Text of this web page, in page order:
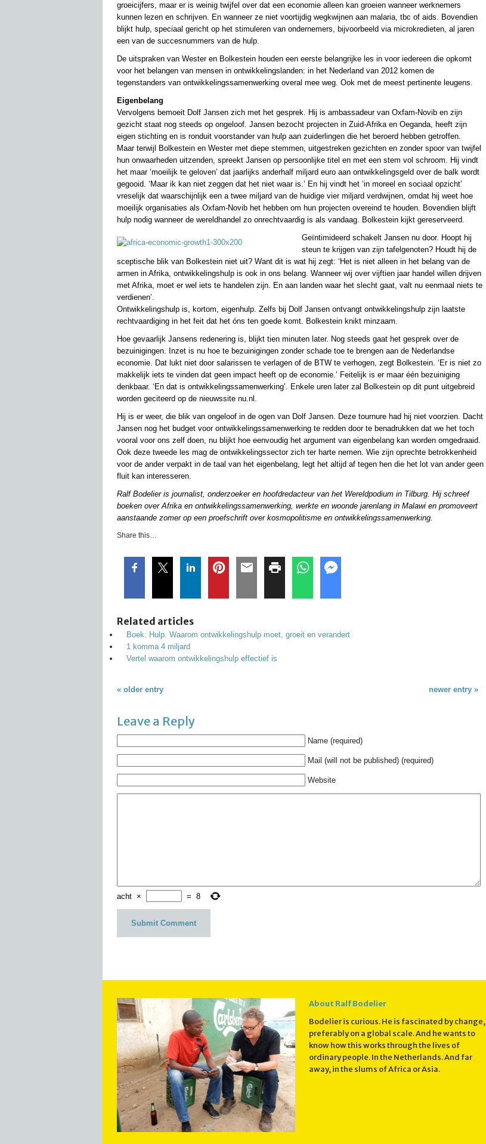
groeicijfers, maar er is weinig twijfel over dat een economie alleen kan groeien wanneer werknemers
kunnen lezen en schrijven. En wanneer ze niet voortijdig wegkwijnen aan malaria, tbc of aids. Bovendien
blijkt hulp, speciaal gericht op het stimuleren van ondernemers, bijvoorbeeld via microkredieten, al jaren
een van de succesnummers van de hulp.
De uitspraken van Wester en Bolkestein houden een eerste belangrijke les in voor iedereen die opkomt
voor het belangen van mensen in ontwikkelingslanden: in het Nederland van 2012 komen de
tegenstanders van ontwikkelingssamenwerking overal mee weg. Ook met de meest pertinente leugens.
Eigenbelang
Vervolgens bemoeit Dolf Jansen zich met het gesprek. Hij is ambassadeur van Oxfam-Novib en zijn
gezicht staat nog steeds op ongeloof. Jansen bezocht projecten in Zuid-Afrika en Oeganda, heeft zijn
eigen stichting en is ronduit voorstander van hulp aan zuiderlingen die het beroerd hebben getroffen.
Maar terwijl Bolkestein en Wester met diepe stemmen, uitgestreken gezichten en zonder spoor van twijfel
hun onwaarheden uitzenden, spreekt Jansen op persoonlijke titel en met een stem vol schroom. Hij vindt
het maar ‘moeilijk te geloven’ dat jaarlijks anderhalf miljard euro aan ontwikkelingsgeld over de balk wordt
gegooid. ‘Maar ik kan niet zeggen dat het niet waar is.’ En hij vindt het ‘in moreel en sociaal opzicht’
vreselijk dat waarschijnlijk een a twee miljard van de huidige vier miljard verdwijnen, omdat hij weet hoe
moeilijk organisaties als Oxfam-Novib het hebben om hun projecten overeind te houden. Bovendien blijft
hulp nodig wanneer de wereldhandel zo onrechtvaardig is als vandaag. Bolkestein kijkt gereserveerd.
Geïntimideerd schakelt Jansen nu door. Hoopt hij
steun te krijgen van zijn tafelgenoten? Houdt hij de
sceptische blik van Bolkestein niet uit? Want dit is wat hij zegt: ‘Het is niet alleen in het belang van de
armen in Afrika, ontwikkelingshulp is ook in ons belang. Wanneer wij over vijftien jaar handel willen drijven
met Afrika, moet er wel iets te handelen zijn. En aan landen waar het slecht gaat, valt nu eenmaal niets te
verdienen’.
Ontwikkelingshulp is, kortom, eigenhulp. Zelfs bij Dolf Jansen ontvangt ontwikkelingshulp zijn laatste
rechtvaardiging in het feit dat het óns ten goede komt. Bolkestein knikt minzaam.
Hoe gevaarlijk Jansens redenering is, blijkt tien minuten later. Nog steeds gaat het gesprek over de
bezuinigingen. Inzet is nu hoe te bezuinigingen zonder schade toe te brengen aan de Nederlandse
economie. Dat lukt niet door salarissen te verlagen of de BTW te verhogen, zegt Bolkestein. ‘Er is niet zo
makkelijk iets te vinden dat geen impact heeft op de economie.’ Feitelijk is er maar één bezuiniging
denkbaar. ‘En dat is ontwikkelingssamenwerking’. Enkele uren later zal Bolkestein op dit punt uitgebreid
worden geciteerd op de nieuwssite nu.nl.
Hij is er weer, die blik van ongeloof in de ogen van Dolf Jansen. Deze tournure had hij niet voorzien. Dacht
Jansen nog het budget voor ontwikkelingssamenwerking te redden door te benadrukken dat we het toch
vooral voor ons zelf doen, nu blijkt hoe eenvoudig het argument van eigenbelang kan worden omgedraaid.
Ook deze tweede les mag de ontwikkelingssector zich ter harte nemen. Wie zijn oprechte betrokkenheid
voor de ander verpakt in de taal van het eigenbelang, legt het altijd af tegen hen die het lot van ander geen
fluit kan interesseren.
Ralf Bodelier is journalist, onderzoeker en hoofdredacteur van het Wereldpodium in Tilburg. Hij schreef
boeken over Afrika en ontwikkelingssamenwerking, werkte en woonde jarenlang in Malawi en promoveert
aanstaande zomer op een proefschrift over kosmopolitisme en ontwikkelingssamenwerking.
Share this…
Related articles
Boek: Hulp. Waarom ontwikkelingshulp moet, groeit en verandert
1 komma 4 miljard
Vertel waarom ontwikkelingshulp effectief is
« older entry newer entry »
Leave a Reply
Name (required)
Mail (will not be published) (required)
Website
acht × = 8
About Ralf Bodelier
Bodelier is curious. He is fascinated by change,
preferably on a global scale. And he wants to
know how this works through the lives of
ordinary people. In the Netherlands. And far
away, in the slums of Africa or Asia.